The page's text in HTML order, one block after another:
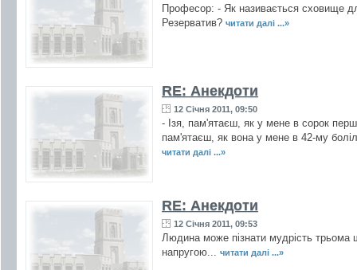
Професор: - Як називається сховище
Резерватив? читати далі ...»
RE: Анекдоти
12 Січня 2011, 09:50
- Ізя, пам'ятаєш, як у мене в сорок
пам'ятаєш, як вона у мене в 42-му
читати далі ...»
RE: Анекдоти
12 Січня 2011, 09:53
Людина може пізнати мудрість трьома
напругою... читати далі ...»